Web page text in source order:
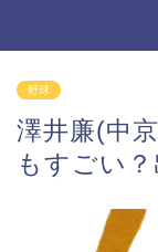
野球
澤井廉(中
もすごい